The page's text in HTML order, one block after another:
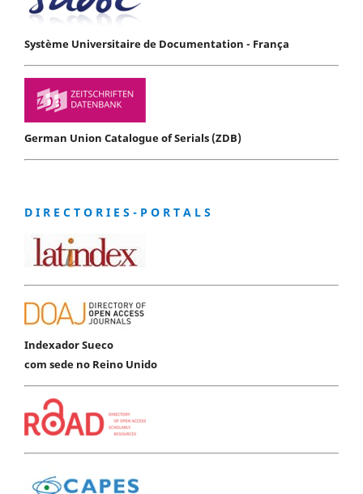
Système Universitaire de Documentation - França
German Union Catalogue of Serials (ZDB)
D I R E C T O R I E S - P O R T A L S
Indexador Sueco
com sede no Reino Unido